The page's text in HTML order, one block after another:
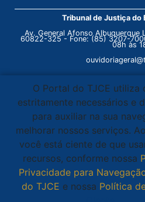
Tribunal de Justiça do
Av. General Afonso Albuquerque
60822-325 - Fone: (85) 3207-
08h às
O Portal do TJCE utiliza
estritamente necessários e
para auxiliar na sua
melhorar nossos serviços.
você está ciente de que
recursos, conforme nossa
Privacidade para
do TJCE e nossa Política